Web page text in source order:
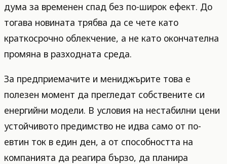
дума за временен спад без по-широк ефект. До
тогава новината трябва да се чете като
краткосрочно облекчение, а не като окончателна
промяна в разходната среда.
За предприемачите и мениджърите това е
полезен момент да прегледат собствените си
енергийни модели. В условия на нестабилни цени
устойчивото предимство не идва само от по-
евтин ток в един ден, а от способността на
компанията да реагира бързо, да планира